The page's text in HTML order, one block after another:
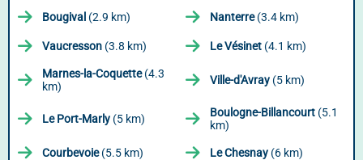
Bougival (2.9 km) Nanterre(3.4 km)
Vaucresson (3.8 km) Le Vésinet (4.1 km)
Marnes-la-Coquette(4.3
km)
Ville-d'Avray (5 km)
Le Port-Marly (5 km) Boulogne-Billancourt (5.1
km)
Courbevoie(5.5 km) Le Chesnay (6 km)